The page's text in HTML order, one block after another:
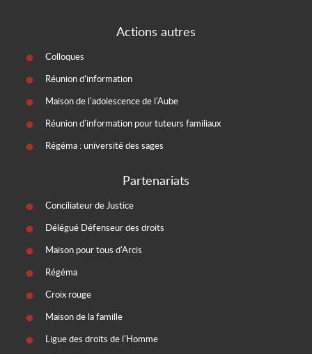
Actions autres
Colloques
Réunion d’information
Maison de l'adolescence de l'Aube
Réunion d'information pour tuteurs familiaux
Régéma : université des sages
Partenariats
Conciliateur de Justice
Délégué Défenseur des droits
Maison pour tous d'Arcis
Régéma
Croix rouge
Maison de la famille
Ligue des droits de l'Homme